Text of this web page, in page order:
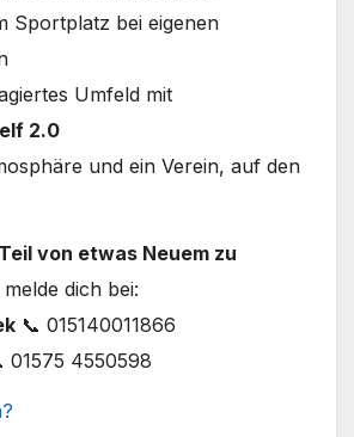
Sportplatz bei eigenen
Umfeld mit
2.0
und ein Verein, auf den
von etwas Neuem zu
dich bei:
📞 015140011866
01575 4550598